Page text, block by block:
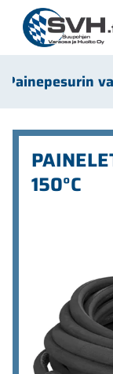
Siirry
Painepesurin
150°C